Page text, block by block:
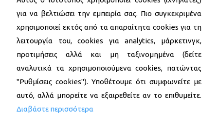
για να βελτιώσει την εμπειρία σας. Πιο συγκεκριμένα
χρησιμοποιεί εκτός από τα απαραίτητα cookies για τη
λειτουργία του, cookies για analytics, μάρκετινγκ,
προτιμήσεις αλλά και μη ταξινομημένα (δείτε
αναλυτικά τα χρησιμοποιούμενα cookies, πατώντας
"Ρυθμίσεις cookies"). Υποθέτουμε ότι συμφωνείτε με
αυτό, αλλά μπορείτε να εξαιρεθείτε αν το επιθυμείτε.
Διαβάστε περισσότερα